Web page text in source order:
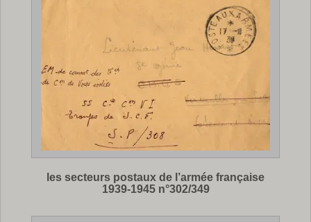
les secteurs postaux de l’armée française
1939-1945 n°302/349